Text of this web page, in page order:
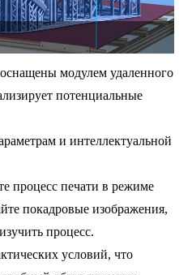
модулем удаленного
потенциальные
и интеллектуальной
процесс печати в режиме
покадровые изображения,
процесс.
условий, что